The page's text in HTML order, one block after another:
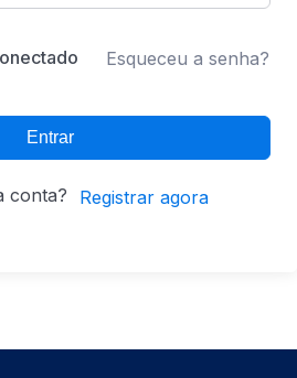
Esqueceu a senha?
Entrar
conta? Registrar agora